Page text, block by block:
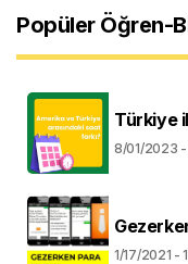
Popüler Öğren-
Türkiye
8/01/2023 -
1/17/2021 -